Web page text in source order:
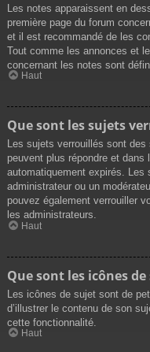
Les notes apparaissent en
première page du forum
et il est recommandé de les
Tout comme les annonces et
concernant les notes sont
Haut
Que sont les sujets
Les sujets verrouillés sont
peuvent plus répondre et
automatiquement expirés. Les
administrateur ou un
pouvez également verrouiller
les administrateurs.
Haut
Que sont les icônes de
Les icônes de sujet sont de
d’illustrer le contenu de son
cette fonctionnalité.
Haut